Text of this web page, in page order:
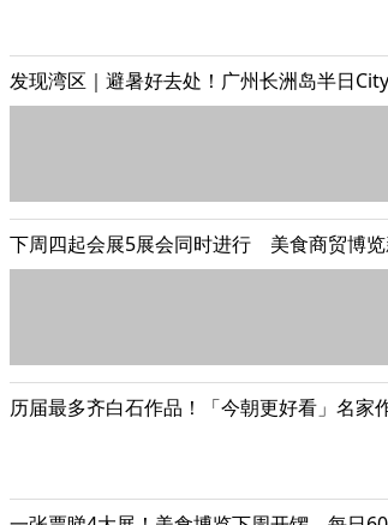
发现湾区｜避暑好去处！广州长洲岛半日
下周四起会展5展会同时进行 美食商贸博
历届最多齐白石作品！「今朝更好看」名家